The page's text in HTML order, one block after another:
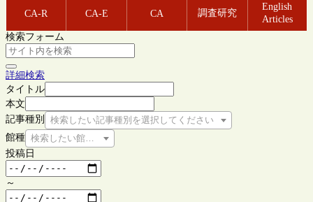
CA-R CA-E CA 調査研究
English
Articles
検索フォーム
詳細検索
タイトル
本文
記事種別
検索したい記事種別を選択してください
館種 検索したい館種を選択してください
投稿日
～